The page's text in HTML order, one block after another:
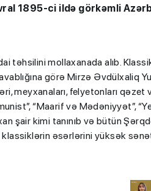
1895-ci ildə görkəmli
təhsilini mollaxanada alıb.
görə Mirzə Əvdülxaliq
meyxanaları, felyetonları qəzet
“Maarif və Mədəniyyət”,
şair kimi tanınıb və bütün
əsərlərini yüksək